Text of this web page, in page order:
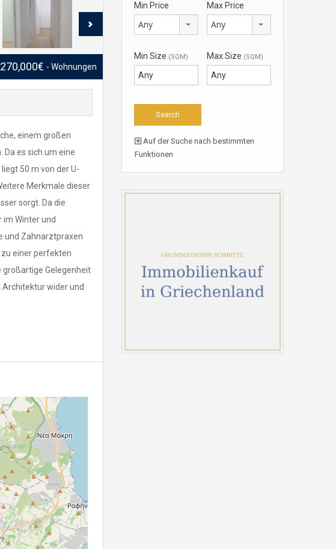
270,000€ - Wohnungen
einem großen
es sich um eine
50 m von der U-
Merkmale dieser
sorgt. Da die
Winter und
und Zahnarztpraxen
einer perfekten
großartige Gelegenheit
Architektur wider und
Min Price
Any
Max Price
Any
Min Size (SQM) Max Size (SQM)
Auf der Suche nach bestimmten
Funktionen